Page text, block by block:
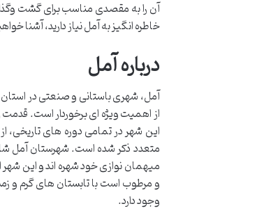
آن را به مقصدی مناسب برای گشت
خاطره انگیز به آمل نیاز دارید، آشنا
درباره آمل
آمل، شهری باستانی و صنعتی در استان
از اهمیت ویژه ای برخوردار است. قدمت
این شهر در تمامی دوره های تاریخی،
متعدد ذکر شده است. شهرستان آمل
میهمان نوازی خود شهره اند و این
و مرطوب است با تابستان های گرم و
وجود دارد.